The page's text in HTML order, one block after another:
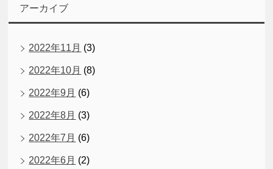
アーカイブ
2022年11月 (3)
2022年10月 (8)
2022年9月 (6)
2022年8月 (3)
2022年7月 (6)
2022年6月 (2)